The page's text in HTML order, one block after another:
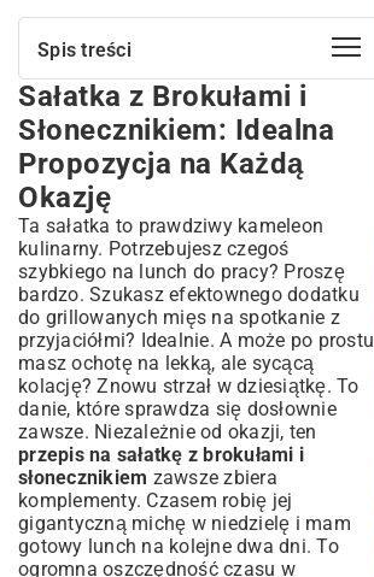
Spis treści
Sałatka z Brokułami i Słonecznikiem:
Idealna Propozycja na Każdą Okazję
Dlaczego Sałatka z Brokułami i
Słonecznikiem Skradnie Twoje Serce?
Bogactwo Smaku i Tekstur
Szybkość i Łatwość Przygotowania
Przepis Krok po Kroku: Jak Zrobić
Idealną Sałatkę?
Niezbędne Składniki na Wspaniałą Sałatkę
Przygotowanie Sałatki: Od Brokuła do
Gotowego Dania
Sekrety Sosu: Klucz do Wyjątkowego
Smaku
Wariacje na Temat: Jak Dostosować
Sałatkę do Swoich Preferencji?
Inne Warzywa i Dodatki, Które Wzbogacą
Smak
Eksperymentowanie z Sosami
Porady Szefa Kuchni: Jak
Sałatka z Brokułami i
Słonecznikiem: Idealna
Propozycja na Każdą
Okazję
Ta sałatka to prawdziwy kameleon
kulinarny. Potrzebujesz czegoś
szybkiego na lunch do pracy? Proszę
bardzo. Szukasz efektownego dodatku
do grillowanych mięs na spotkanie z
przyjaciółmi? Idealnie. A może po prostu
masz ochotę na lekką, ale sycącą
kolację? Znowu strzał w dziesiątkę. To
danie, które sprawdza się dosłownie
zawsze. Niezależnie od okazji, ten
przepis na sałatkę z brokułami i
słonecznikiem zawsze zbiera
komplementy. Czasem robię jej
gigantyczną michę w niedzielę i mam
gotowy lunch na kolejne dwa dni. To
ogromna oszczędność czasu w